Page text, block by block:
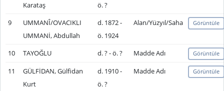
Karataş
ö. ?
9
UMMANÎ/OVACIKLI
UMMANİ, Abdullah
d. 1872 -
ö. 1924
Alan/Yüzyıl/Saha Görüntüle
10 TAYOĞLU d. ? - ö. ? Madde Adı Görüntüle
11
GÜLFİDAN, Gülfidan
Kurt
d. 1910 -
ö. ?
Madde Adı Görüntüle